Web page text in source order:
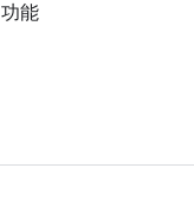
功能